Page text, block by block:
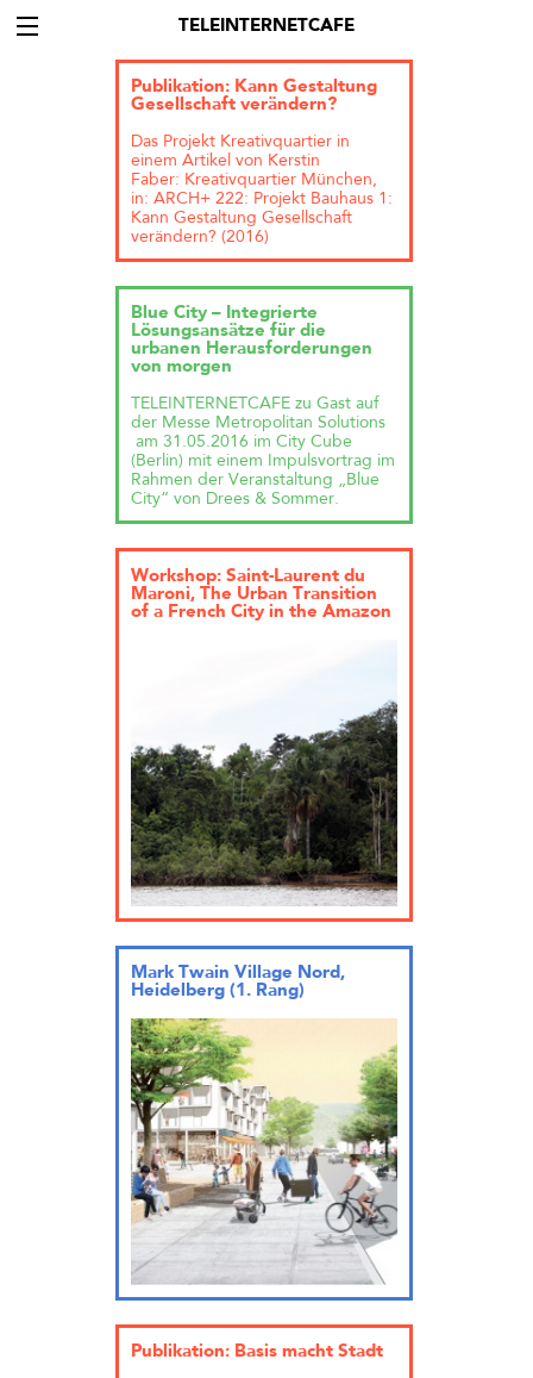
TELEINTERNETCAFE
Publikation: Kann Gestaltung
Gesellschaft verändern?
Das Projekt Kreativquartier in
einem Artikel von Kerstin
Faber: Kreativquartier München,
in: ARCH+ 222: Projekt Bauhaus 1:
Kann Gestaltung Gesellschaft
verändern? (2016)
Blue City – Integrierte
Lösungsansätze für die
urbanen Herausforderungen
von morgen
TELEINTERNETCAFE zu Gast auf
der Messe Metropolitan Solutions
am 31.05.2016 im City Cube
(Berlin) mit einem Impulsvortrag im
Rahmen der Veranstaltung „Blue
City“ von Drees & Sommer.
Workshop: Saint-Laurent du
Maroni, The Urban Transition
of a French City in the Amazon
Mark Twain Village Nord,
Heidelberg (1. Rang)
Publikation: Basis macht Stadt